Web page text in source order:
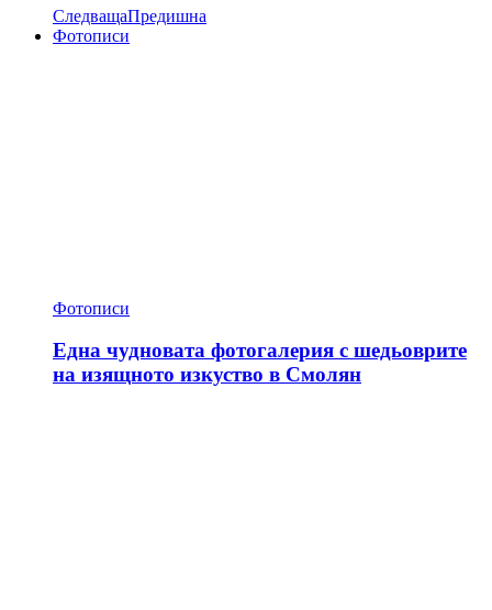
СледващаПредишна
Фотописи
Фотописи
Една чудновата фотогалерия с шедьоврите
на изящното изкуство в Смолян